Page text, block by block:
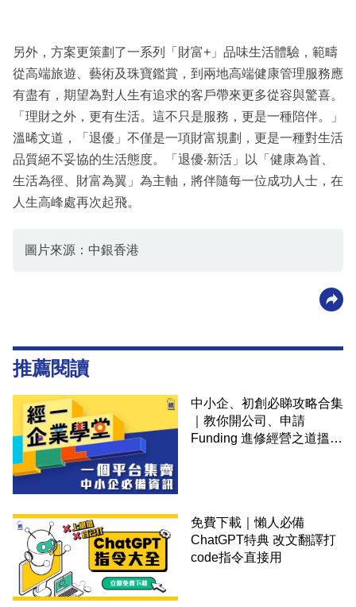
另外，方案更策劃了一系列「財富+」品味生活體驗，範疇
從高端旅遊、藝術及珠寶鑑賞，到兩地高端健康管理服務應
有盡有，期望為對人生有追求的客戶帶來更多從容與驚喜。
「理財之外，更有生活。這不只是服務，更是一種陪伴。」
溫晞文道，「退優」不僅是一項財富規劃，更是一種對生活
品質絕不妥協的生活態度。「退優‧新活」以「健康為首、
生活為徑、財富為翼」為主軸，將伴隨每一位成功人士，在
人生高峰處再次起飛。
圖片來源：中銀香港
推薦閱讀
中小企、初創必睇攻略合集
｜教你開公司、申請
Funding 進修經營之道搵大
免費下載｜懶人必備
ChatGPT特典 改文翻譯打
code指令直接用